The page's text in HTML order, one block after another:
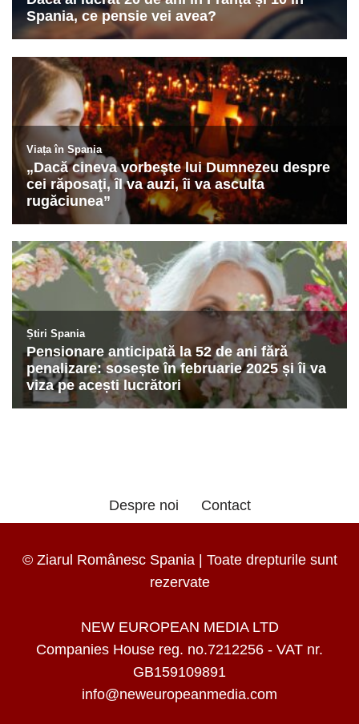
Despre noi Contact
© Ziarul Românesc Spania | Toate drepturile sunt
rezervate
NEW EUROPEAN MEDIA LTD
Companies House reg. no.7212256 - VAT nr.
GB159109891
info@neweuropeanmedia.com